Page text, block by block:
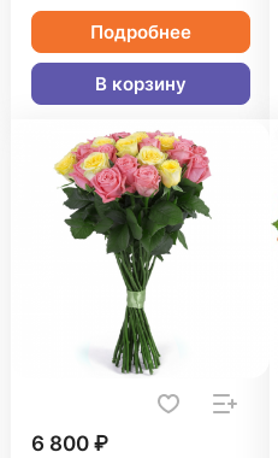
Подробнее
В корзину
6 800 ₽